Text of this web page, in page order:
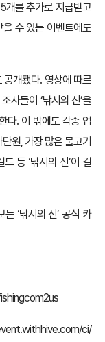
개를 추가로 지급받고
수 있는 이벤트에도
공개됐다. 영상에 따르
사들이 ‘낚시의 신’을
다. 이 밖에도 각종 업
원, 가장 많은 물고기
등 ‘낚시의 신’이 걸
‘낚시의 신’ 공식 카
ci/